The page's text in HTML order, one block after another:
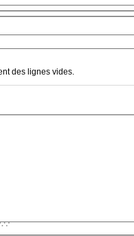
des lignes vides.